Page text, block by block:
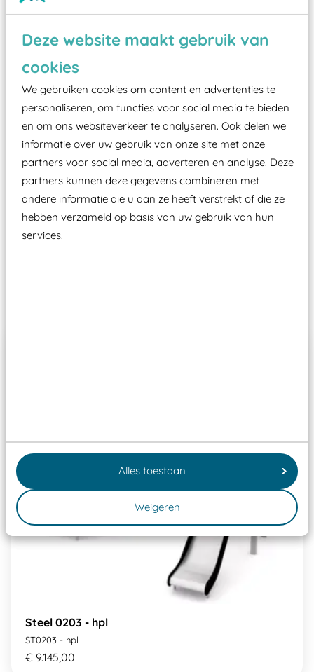
Deze website maakt gebruik van
cookies
We gebruiken cookies om content en advertenties te
personaliseren, om functies voor social media te bieden
en om ons websiteverkeer te analyseren. Ook delen we
informatie over uw gebruik van onze site met onze
partners voor social media, adverteren en analyse. Deze
partners kunnen deze gegevens combineren met
andere informatie die u aan ze heeft verstrekt of die ze
hebben verzameld op basis van uw gebruik van hun
services.
Alles toestaan
Weigeren
Wist je dat:
Vanaf een valhoogte van 1,5 meter een speciale
zoals kunstgras, rubber tegels of boomschors?
Elk speeltoestel in de openbare ruimte voorzien
moet zijn van een typekeuring, -plaatje en
certificering, uitgegeven door een Nederlands
aangewezen keuringsinstantie?
Wij ook speeltoestellen kunnen laten keuren zodat
ze toch binnen het Warenwetbesluit Attractie- en
Speeltoestellen vallen?
Steel 0203 - hpl
ST0203 - hpl
€ 9.145,00